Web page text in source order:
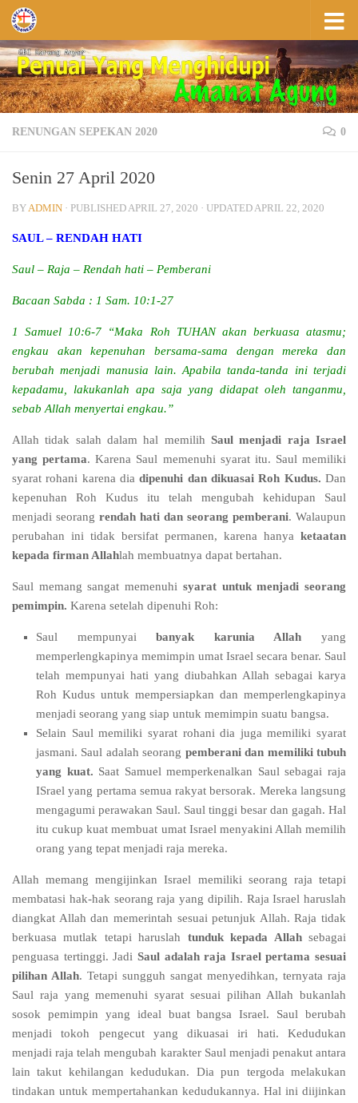
Skip to content
RENUNGAN SEPEKAN 2020 0
Senin 27 April 2020
BYADMIN · PUBLISHEDAPRIL 27, 2020 · UPDATEDAPRIL 22, 2020
SAUL – RENDAH HATI
Saul – Raja – Rendah hati – Pemberani
Bacaan Sabda : 1 Sam. 10:1-27
1 Samuel 10:6-7
“Maka Roh TUHAN akan berkuasa atasmu;
engkau akan kepenuhan bersama-sama dengan mereka dan
berubah menjadi manusia lain. Apabila tanda-tanda ini terjadi
kepadamu, lakukanlah apa saja yang didapat oleh tanganmu,
sebab Allah menyertai engkau.”
Allah tidak salah dalam hal memilih Saul menjadi raja Israel
yang pertama. Karena Saul memenuhi syarat itu. Saul memiliki
syarat rohani karena dia dipenuhi dan dikuasai Roh Kudus. Dan
kepenuhan Roh Kudus itu telah mengubah kehidupan Saul
menjadi seorang rendah hati dan seorang pemberani. Walaupun
perubahan ini tidak bersifat permanen, karena hanya ketaatan
kepada firman Allahlah membuatnya dapat bertahan.
Saul memang sangat memenuhi syarat untuk menjadi seorang
pemimpin. Karena setelah dipenuhi Roh:
Saul mempunyaibanyak karunia Allah yang
memperlengkapinya memimpin umat Israel secara benar. Saul
telah mempunyai hati yang diubahkan Allah sebagai karya
Roh Kudus untuk mempersiapkan dan memperlengkapinya
menjadi seorang yang siap untuk memimpin suatu bangsa.
Selain Saul memiliki syarat rohani dia juga memiliki syarat
jasmani. Saul adalah seorang pemberani dan memiliki tubuh
yang kuat. Saat Samuel memperkenalkan Saul sebagai raja
ISrael yang pertama semua rakyat bersorak. Mereka langsung
mengagumi perawakan Saul. Saul tinggi besar dan gagah. Hal
itu cukup kuat membuat umat Israel menyakini Allah memilih
orang yang tepat menjadi raja mereka.
Allah memang mengijinkan Israel memiliki seorang raja tetapi
membatasi hak-hak seorang raja yang dipilih. Raja Israel haruslah
diangkat Allah dan memerintah sesuai petunjuk Allah. Raja tidak
berkuasa mutlak tetapi haruslah tunduk kepada Allahsebagai
penguasa tertinggi. Jadi Saul adalah raja Israel pertama sesuai
pilihan Allah. Tetapi sungguh sangat menyedihkan, ternyata raja
Saul raja yang memenuhi syarat sesuai pilihan Allah bukanlah
sosok pemimpin yang ideal buat bangsa Israel. Saul berubah
menjadi tokoh pengecut yang dikuasai iri hati. Kedudukan
menjadi raja telah mengubah karakter Saul menjadi penakut antara
lain takut kehilangan kedudukan. Dia pun tergoda melakukan
tindakan untuk mempertahankan kedudukannya. Hal ini diijinkan